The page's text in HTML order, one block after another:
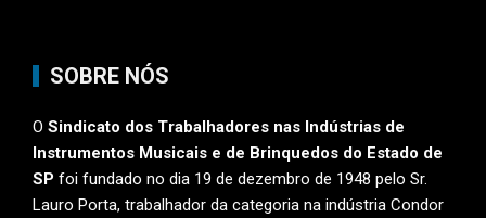
SOBRE NÓS
O Sindicato dos Trabalhadores nas Indústrias de
Instrumentos Musicais e de Brinquedos do Estado de
SP foi fundado no dia 19 de dezembro de 1948 pelo Sr.
Lauro Porta, trabalhador da categoria na indústria Condor